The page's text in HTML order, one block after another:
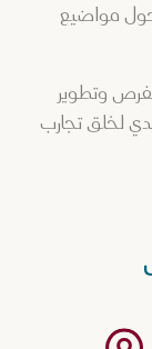
حول مواضيع
وتطوير
لخلق تجارب